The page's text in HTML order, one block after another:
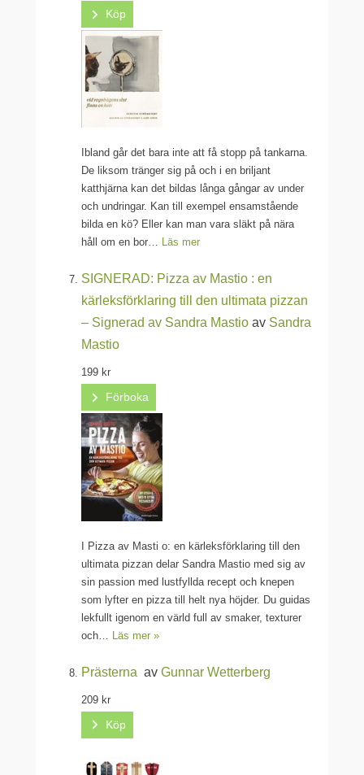
Köp
Ibland går det bara inte att få stopp på tankarna.
De liksom tränger sig på och i en briljant
katthjärna kan det bildas långa gångar av under
och undringar. Kan till exempel ensamstående
bilda en kö? Eller kan man vara släkt på nära
håll om en bor… Läs mer
SIGNERAD: Pizza av Mastio : en
kärleksförklaring till den ultimata pizzan
– Signerad av Sandra Mastio av Sandra
Mastio
199 kr
Förboka
I Pizza av Masti o: en kärleksförklaring till den
ultimata pizzan delar Sandra Mastio med sig av
sin passion med lustfyllda recept och knepen
som lyfter en pizza till helt nya höjder. Du guidas
lekfullt igenom en värld full av smaker, texturer
och…
Läs mer »
Prästerna av Gunnar Wetterberg
209 kr
Köp